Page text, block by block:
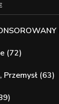
(72)
(63)